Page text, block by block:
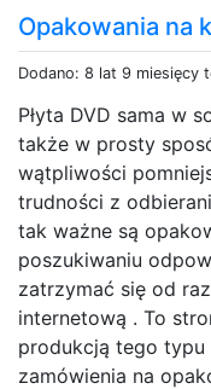
Opakowania na
Dodano: 8 lat 9 miesięcy
Płyta DVD sama w
także w prosty
wątpliwości
trudności z
tak ważne są
poszukiwaniu
zatrzymać się od
internetową . To
produkcją tego typu
zamówienia na